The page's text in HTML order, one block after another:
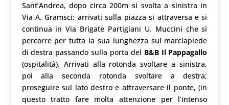
Sant’Andrea, dopo circa 200m si svolta a sinistra in
Via A. Gramsci; arrivati sulla piazza si attraversa e si
continua in Via Brigate Partigiani U. Muccini che si
percorre per tutta la sua lunghezza sul marciapiede
di destra passando sulla porta del B&B Il Pappagallo
(ospitalità). Arrivati alla rotonda svoltare a sinistra,
poi alla seconda rotonda svoltare a destra;
proseguire sul lato destro e attraversare il ponte, (in
questo tratto fare molta attenzione per l’intenso